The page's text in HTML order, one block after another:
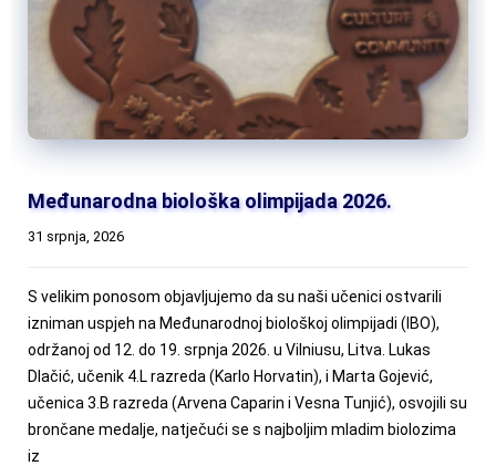
Međunarodna biološka olimpijada 2026.
31 srpnja, 2026
S velikim ponosom objavljujemo da su naši učenici ostvarili
izniman uspjeh na Međunarodnoj biološkoj olimpijadi (IBO),
održanoj od 12. do 19. srpnja 2026. u Vilniusu, Litva. Lukas
Dlačić, učenik 4.L razreda (Karlo Horvatin), i Marta Gojević,
učenica 3.B razreda (Arvena Caparin i Vesna Tunjić), osvojili su
brončane medalje, natječući se s najboljim mladim biolozima
iz